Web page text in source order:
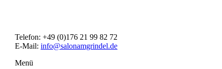
Telefon: +49 (0)176 21 99 82 72
E-Mail: info@salonamgrindel.de
Menü